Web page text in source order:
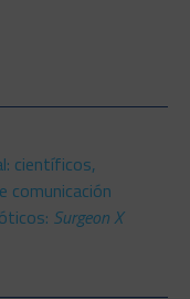
científicos,
comunicación
Surgeon X